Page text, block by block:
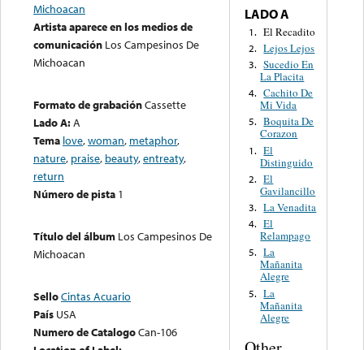
Michoacan
Artista aparece en los medios de
comunicación Los Campesinos De
Michoacan
Formato de grabaciónCassette
Lado A:A
Tema love,woman, metaphor,
nature, praise, beauty,entreaty,
return
Número de pista 1
Título del álbum Los Campesinos De
Michoacan
SelloCintas Acuario
País USA
Numero de CatalogoCan-106
LADO A
1. El Recadito
2. Lejos Lejos
3. Sucedio En
La Placita
4. Cachito De
Mi Vida
5. Boquita De
Corazon
1. El
Distinguido
2. El
Gavilancillo
3. La Venadita
4. El
Relampago
5. La
Mañanita
Alegre
5. La
Mañanita
Alegre